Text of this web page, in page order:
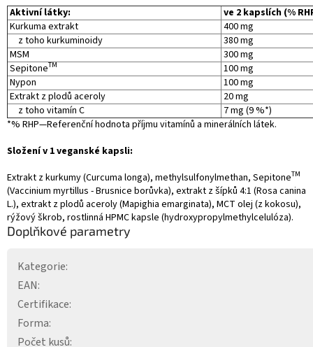
Aktivní látky:
ve 2 kapslích (%
Kurkuma extrakt
400 mg
z toho kurkuminoidy
380 mg
MSM
300 mg
SepitoneTM
100 mg
Nypon
100 mg
Extrakt z plodů aceroly
20 mg
z toho vitamín C
7 mg (9 %*)
*% RHP—Referenční hodnota příjmu vitamínů a minerálních látek.
Složení v 1 veganské kapsli:
Extrakt z kurkumy (Curcuma longa), methylsulfonylmethan, SepitoneTM
(Vaccinium myrtillus - Brusnice borůvka), extrakt z šípků 4:1 (Rosa canina
L.), extrakt z plodů aceroly (Mapighia emarginata), MCT olej (z kokosu),
rýžový škrob, rostlinná HPMC kapsle (hydroxypropylmethylcelulóza).
Doplňkové parametry
Kategorie:
EAN:
Certifikace:
Forma:
Počet kusů: